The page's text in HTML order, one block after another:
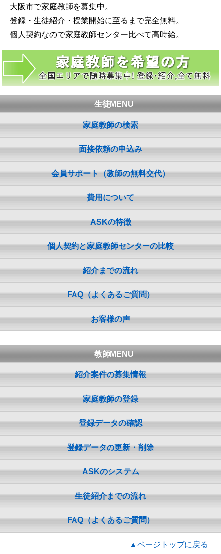
大阪市で家庭教師を募集中。
登録・生徒紹介・授業開始に至るまで完全無料。
個人契約なので家庭教師センター比べて高時給。
生徒MENU
家庭教師の検索
面接依頼の申込み
会員サポート（教師の無料交代）
費用について
ASKの特徴
個人契約と家庭教師センターの比較
紹介までの流れ
FAQ（よくあるご質問）
お客様の声
教師MENU
紹介案件の募集情報
家庭教師の登録
登録データの確認
登録データの更新・削除
ASKのシステム
生徒紹介までの流れ
FAQ（よくあるご質問）
▲ページトップに戻る